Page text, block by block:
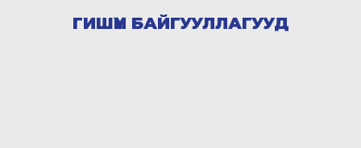
ГИШҮҮН БАЙГУУЛЛАГУУД